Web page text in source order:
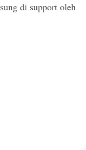
di support oleh